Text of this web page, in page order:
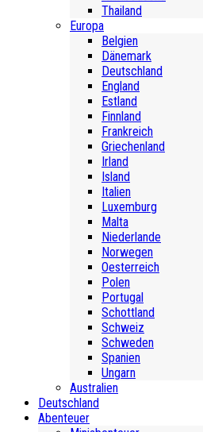
Thailand
Europa
Belgien
Dänemark
Deutschland
England
Estland
Finnland
Frankreich
Griechenland
Irland
Island
Italien
Luxemburg
Malta
Niederlande
Norwegen
Oesterreich
Polen
Portugal
Schottland
Schweiz
Schweden
Spanien
Ungarn
Australien
Deutschland
Abenteuer